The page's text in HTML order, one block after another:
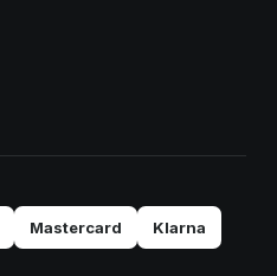
Mastercard Klarna